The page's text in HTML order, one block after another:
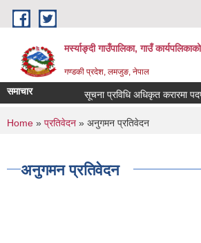
Skip to main content
मर्स्याङ्दी गाउँपालिका, गाउँ
गण्डकी प्रदेश, लमजुङ, नेपाल
समाचार सूचना प्रविधि अधिकृत करारमा
You are here
Home » प्रतिवेदन » अनुगमन प्रतिवेदन
अनुगमन प्रतिवेदन